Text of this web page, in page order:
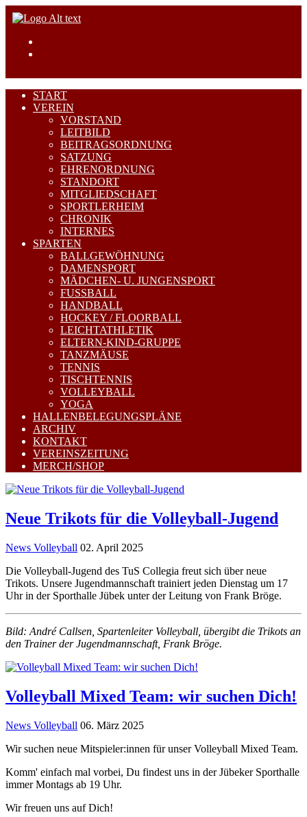
START
VEREIN
VORSTAND
LEITBILD
BEITRAGSORDNUNG
SATZUNG
EHRENORDNUNG
STANDORT
MITGLIEDSCHAFT
SPORTLERHEIM
CHRONIK
INTERNES
SPARTEN
BALLGEWÖHNUNG
DAMENSPORT
MÄDCHEN- U. JUNGENSPORT
FUSSBALL
HANDBALL
HOCKEY / FLOORBALL
LEICHTATHLETIK
ELTERN-KIND-GRUPPE
TANZMÄUSE
TENNIS
TISCHTENNIS
VOLLEYBALL
YOGA
HALLENBELEGUNGSPLÄNE
ARCHIV
KONTAKT
VEREINSZEITUNG
MERCH/SHOP
Neue Trikots für die Volleyball-Jugend
News Volleyball 02. April 2025
Die Volleyball-Jugend des TuS Collegia freut sich über neue
Trikots. Unsere Jugendmannschaft trainiert jeden Dienstag um 17
Uhr in der Sporthalle Jübek unter der Leitung von Frank Bröge.
Bild: André Callsen, Spartenleiter Volleyball, übergibt die Trikots an
den Trainer der Jugendmannschaft, Frank Bröge.
Volleyball Mixed Team: wir suchen Dich!
News Volleyball 06. März 2025
Wir suchen neue Mitspieler:innen für unser Volleyball Mixed Team.
Komm' einfach mal vorbei, Du findest uns in der Jübeker Sporthalle
immer Montags ab 19 Uhr.
Wir freuen uns auf Dich!